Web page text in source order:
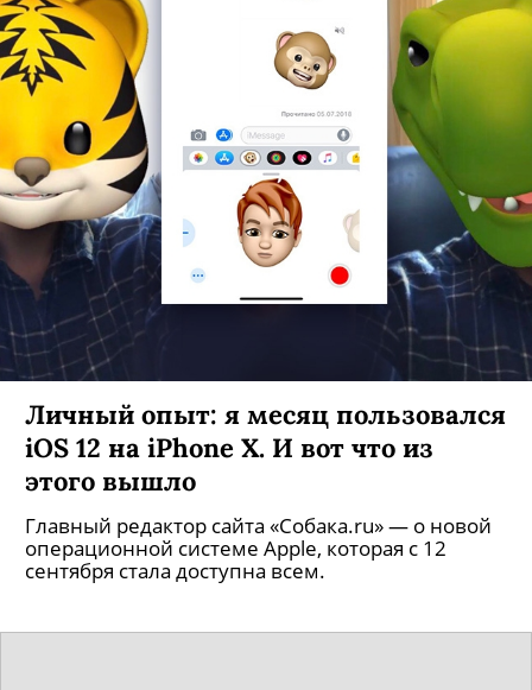
Личный опыт: я месяц пользовался
iOS 12 на iPhone X. И вот что из
этого вышло
Главный редактор сайта «Собака.ru» — о новой
операционной системе Apple, которая с 12
сентября стала доступна всем.